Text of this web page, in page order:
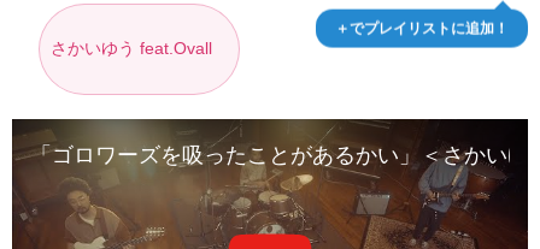
＋でプレイリストに追加！
さかいゆう feat.Ovall
「ゴロワーズを吸ったことがあるかい」＜さかい